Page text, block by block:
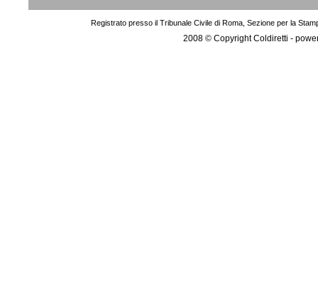
Registrato presso il Tribunale Civile di Roma, Sezione per la
2008 © Copyright Coldiretti -